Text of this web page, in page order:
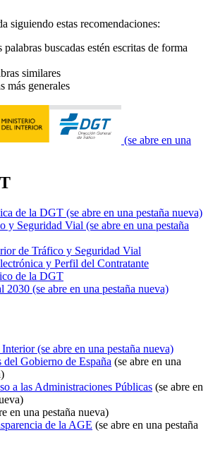
siguiendo estas recomendaciones:
palabras buscadas estén escritas de forma
similares
más generales
(se abre en una
de la DGT (se abre en una pestaña nueva)
y Seguridad Vial (se abre en una pestaña
de Tráfico y Seguridad Vial
y Perfil del Contratante
de la DGT
2030 (se abre en una pestaña nueva)
Interior(se abre en una pestaña nueva)
del Gobierno de España (se abre en una
a las Administraciones Públicas (se abre en
en una pestaña nueva)
de la AGE (se abre en una pestaña